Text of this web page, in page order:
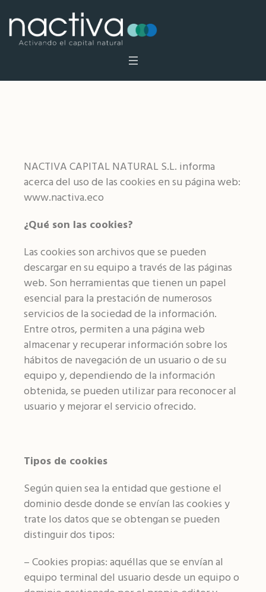
NACTIVA CAPITAL NATURAL S.L. informa
acerca del uso de las cookies en su página web:
www.nactiva.eco
¿Qué son las cookies?
Las cookies son archivos que se pueden
descargar en su equipo a través de las páginas
web. Son herramientas que tienen un papel
esencial para la prestación de numerosos
servicios de la sociedad de la información.
Entre otros, permiten a una página web
almacenar y recuperar información sobre los
hábitos de navegación de un usuario o de su
equipo y, dependiendo de la información
obtenida, se pueden utilizar para reconocer al
usuario y mejorar el servicio ofrecido.
Tipos de cookies
Según quien sea la entidad que gestione el
dominio desde donde se envían las cookies y
trate los datos que se obtengan se pueden
distinguir dos tipos:
– Cookies propias: aquéllas que se envían al
equipo terminal del usuario desde un equipo o